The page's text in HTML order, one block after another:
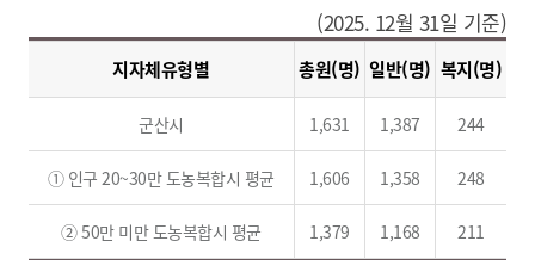
(2025. 12월 31일 기준)
지자체유형별 총원(명) 일반(명) 복지(명)
군산시 1,631 1,387 244
① 인구 20~30만 도농복합시 평균 1,606 1,358 248
② 50만 미만 도농복합시 평균 1,379 1,168 211